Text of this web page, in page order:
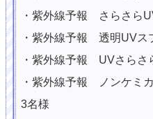
・紫外線予報 さらさら
・紫外線予報 透明UV
・紫外線予報 UVさら
・紫外線予報 ノンケミ
3名様